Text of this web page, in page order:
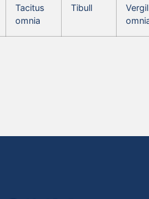
Tacitus
omnia
Tibull
Vergil